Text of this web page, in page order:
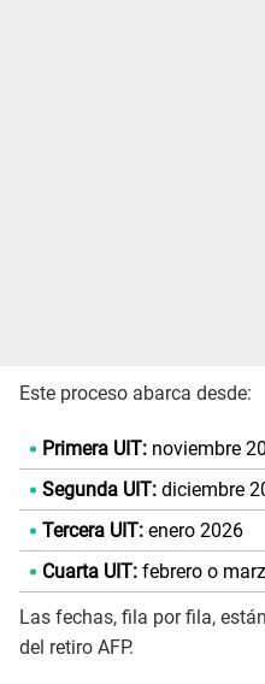
Este proceso abarca desde:
Primera UIT:noviembre
Segunda UIT:diciembre
Tercera UIT:enero 2026
Cuarta UIT:febrero o
Las fechas, fila por fila,
del retiro AFP.